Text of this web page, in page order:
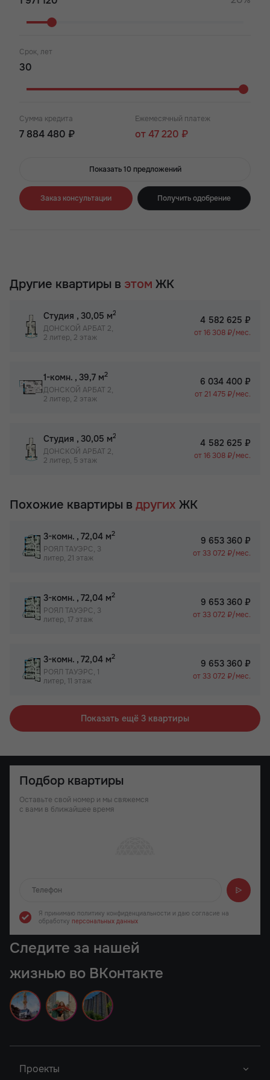
Срок, лет
Сумма кредита
7 884 480 ₽
Ежемесячный платеж
от 47 220 ₽
Показать 10 предложений
Заказ консультации Получить одобрение
Другие квартиры в этом ЖК
Студия , 30,05 м2
ДОНСКОЙ АРБАТ 2,
2 литер, 2 этаж
4 582 625 ₽
от 16 308 ₽/мес.
1-комн. , 39,7 м2
ДОНСКОЙ АРБАТ 2,
2 литер, 2 этаж
6 034 400 ₽
от 21 475 ₽/мес.
Студия , 30,05 м2
ДОНСКОЙ АРБАТ 2,
2 литер, 5 этаж
4 582 625 ₽
от 16 308 ₽/мес.
Похожие квартиры в других ЖК
3-комн. , 72,04 м2
РОЯЛ ТАУЭРС, 3
литер, 21 этаж
9 653 360 ₽
от 33 072 ₽/мес.
3-комн. , 72,04 м2
РОЯЛ ТАУЭРС, 3
литер, 17 этаж
9 653 360 ₽
от 33 072 ₽/мес.
3-комн. , 72,04 м2
РОЯЛ ТАУЭРС, 1
литер, 11 этаж
9 653 360 ₽
от 33 072 ₽/мес.
Показать ещё 3 квартиры
Подбор квартиры
Оставьте свой номер и мы свяжемся
с вами в ближайшее время
Я принимаю политику конфиденциальности и даю согласие на
обработку персональных данных
Следите за нашей
жизнью во ВКонтакте
Проекты